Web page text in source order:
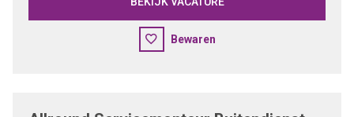
Bewaren